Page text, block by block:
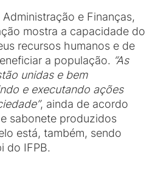
e Finanças,
mostra a capacidade do
recursos humanos e de
a população. “As
unidas e bem
e executando ações
, ainda de acordo
sabonete produzidos
está, também, sendo
do IFPB.